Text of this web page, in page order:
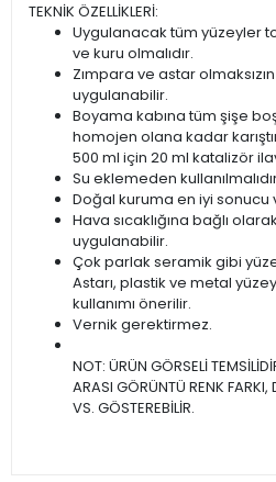
TEKNİK ÖZELLİKLERİ:
Uygulanacak tüm yüzeyler
ve kuru olmalıdır.
Zımpara ve astar
uygulanabilir.
Boyama kabına tüm şişe
homojen olana kadar
500 ml için 20 ml katalizör
Su eklemeden
Doğal kuruma en iyi sonucu
Hava sıcaklığına bağlı
uygulanabilir.
Çok parlak seramik gibi
Astarı, plastik ve metal
kullanımı önerilir.
Vernik gerektirmez.
NOT: ÜRÜN GÖRSELİ
ARASI GÖRÜNTÜ RENK FARKI,
VS. GÖSTEREBİLİR.